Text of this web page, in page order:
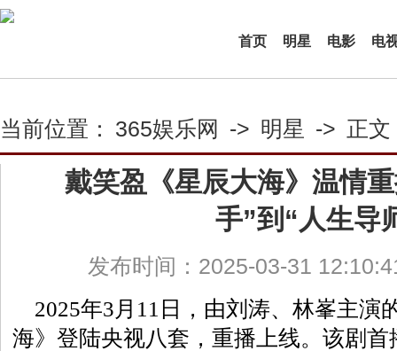
首页 明星 电影 电
当前位置： 365娱乐网 -> 明星 -> 正文
戴笑盈《星辰大海》温情
手”到“人生导
发布时间：2025-03-31
2025年3月11日，由刘涛、林峯主演
海》登陆央视八套，重播上线。该剧首